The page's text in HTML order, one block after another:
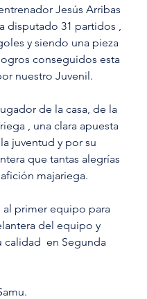
Jesús Arribas
disputado 31 partidos ,
y siendo una pieza
conseguidos esta
nuestro Juvenil.
de la casa, de la
, una clara apuesta
juventud y por su
que tantas alegrías
majariega.
al primer equipo para
del equipo y
calidad  en Segunda